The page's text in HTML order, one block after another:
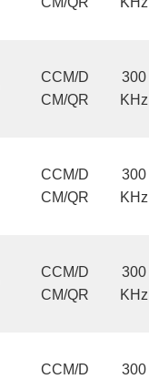
CCM/D
CM/QR
300
KHz
CCM/D
CM/QR
300
KHz
CCM/D
CM/QR
300
KHz
CCM/D
300